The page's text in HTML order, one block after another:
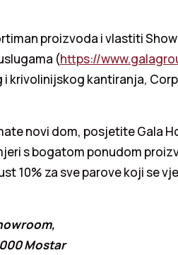
proizvoda i vlastiti
(https://
krivolinijskog kantiranja,
novi dom, posjetite Gala
s bogatom ponudom
10% za sve parove koji se
Mostar